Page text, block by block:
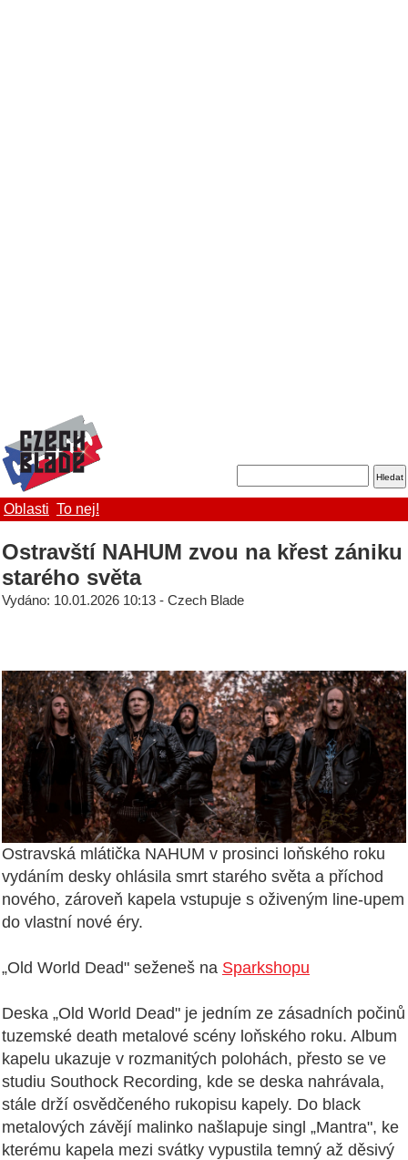
Oblasti To nej!
Ostravští NAHUM zvou na křest zániku
starého světa
Vydáno: 10.01.2026 10:13 - Czech Blade
Ostravská mlátička NAHUM v prosinci loňského roku
vydáním desky ohlásila smrt starého světa a příchod
nového, zároveň kapela vstupuje s oživeným line-upem
do vlastní nové éry.
„Old World Dead" seženeš na Sparkshopu
Deska „Old World Dead" je jedním ze zásadních počinů
tuzemské death metalové scény loňského roku. Album
kapelu ukazuje v rozmanitých polohách, přesto se ve
studiu Southock Recording, kde se deska nahrávala,
stále drží osvědčeného rukopisu kapely. Do black
metalových závějí malinko našlapuje singl „Mantra", ke
kterému kapela mezi svátky vypustila temný až děsivý